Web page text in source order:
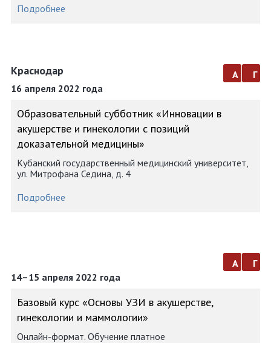
Подробнее
Краснодар
16 апреля 2022 года
а г
Образовательный субботник «Инновации в
акушерстве и гинекологии с позиций
доказательной медицины»
Кубанский государственный медицинский университет,
ул. Митрофана Седина, д. 4
Подробнее
14–15 апреля 2022 года
а г
Базовый курс «Основы УЗИ в акушерстве,
гинекологии и маммологии»
Онлайн-формат. Обучение платное